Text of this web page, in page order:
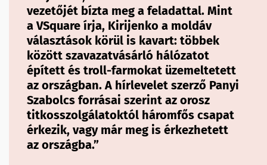
vezetőjét bízta meg a feladattal. Mint
a VSquare írja, Kirijenko a moldáv
választások körül is kavart: többek
között szavazatvásárló hálózatot
épített és troll-farmokat üzemeltetett
az országban. A hírlevelet szerző Panyi
Szabolcs forrásai szerint az orosz
titkosszolgálatoktól háromfős csapat
érkezik, vagy már meg is érkezhetett
az országba.”